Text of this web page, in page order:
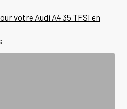
votre Audi A4 35 TFSI en